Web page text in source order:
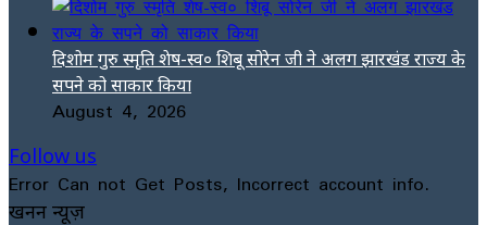
दिशोम गुरु स्मृति शेष-स्व० शिबू सोरेन जी ने अलग झारखंड राज्य के
सपने को साकार किया
August 4, 2026
Follow us
Error Can not Get Posts, Incorrect account info.
खनन न्यूज़